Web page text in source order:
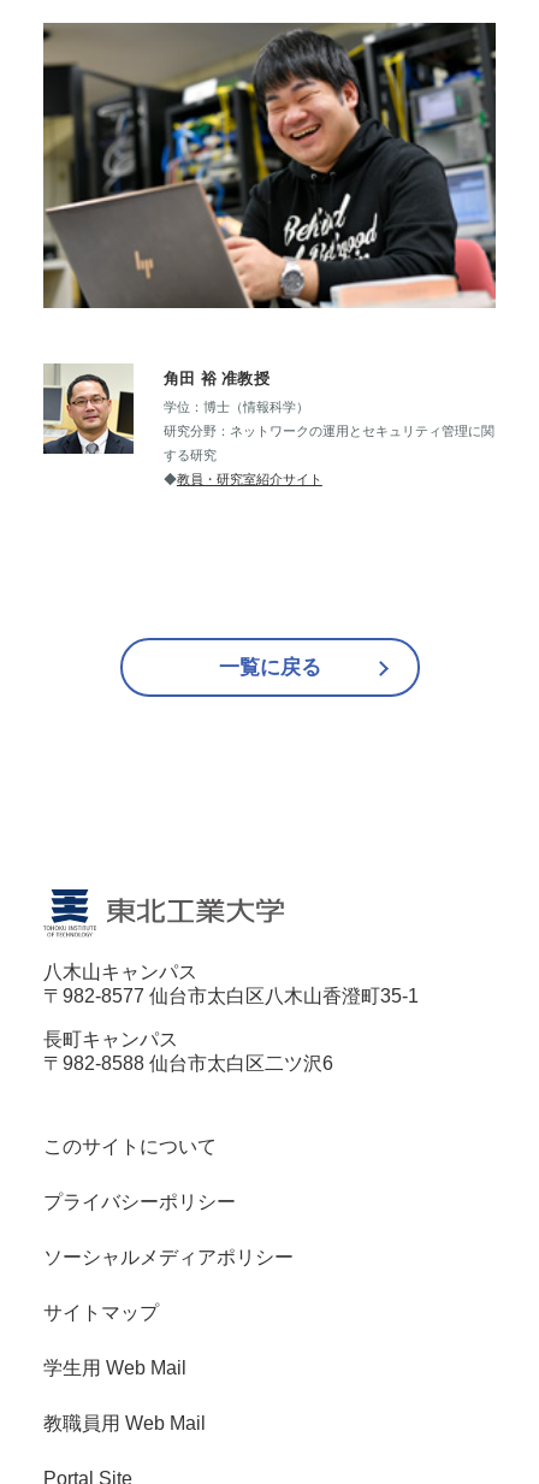
角田 裕 准教授
学位：博士（情報科学）
研究分野：ネットワークの運用とセキュリティ管理に関
する研究
◆教員・研究室紹介サイト
一覧に戻る
八木山キャンパス
〒982-8577 仙台市太白区八木山香澄町35-1
長町キャンパス
〒982-8588 仙台市太白区二ツ沢6
このサイトについて
プライバシーポリシー
ソーシャルメディアポリシー
サイトマップ
学生用 Web Mail
教職員用 Web Mail
Portal Site